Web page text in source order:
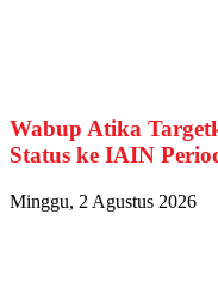
Wabup Atika
Status ke IAIN
Minggu, 2 Agustus 2026